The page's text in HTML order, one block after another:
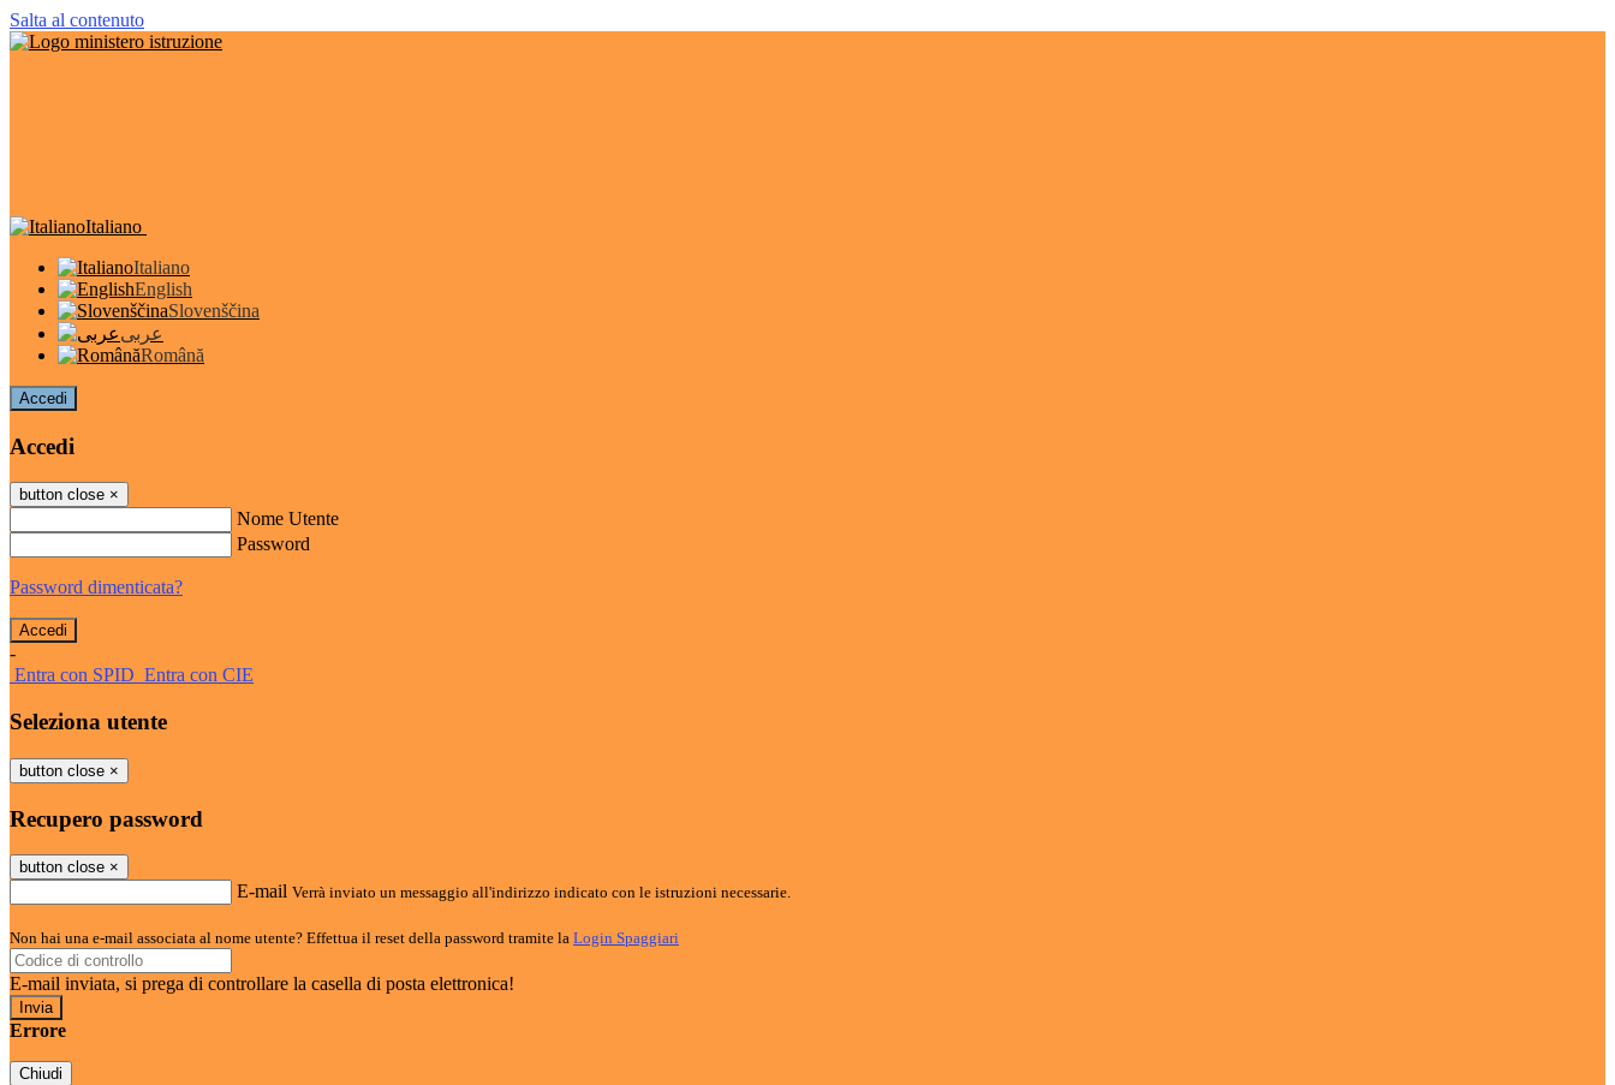
Salta al contenuto
Italiano
Italiano
English
Slovenščina
عربى
Română
Accedi
Accedi
button close ×
Nome Utente
Password
Password dimenticata?
-
Entra con SPID Entra con CIE
Seleziona utente
button close ×
Recupero password
button close ×
E-mail Verrà inviato un messaggio all'indirizzo indicato con le istruzioni necessarie.
Non hai una e-mail associata al nome utente? Effettua il reset della password tramite la Login Spaggiari
E-mail inviata, si prega di controllare la casella di posta elettronica!
Errore
Chiudi